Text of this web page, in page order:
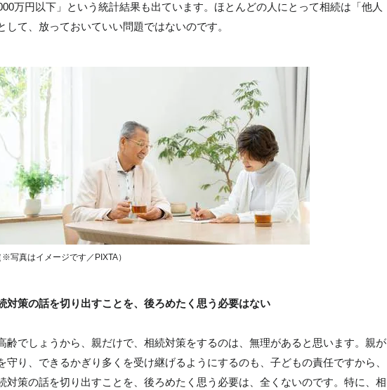
万円以下」という統計結果も出ています。ほとんどの人にとって相続は「他人
して、放っておいていい問題ではないのです。
※写真はイメージです／PIXTA）
対策の話を切り出すことを、後ろめたく思う必要はない
齢でしょうから、親だけで、相続対策をするのは、無理があると思います。親が
守り、できるかぎり多くを受け継げるようにするのも、子どもの責任ですから、
対策の話を切り出すことを、後ろめたく思う必要は、全くないのです。特に、相